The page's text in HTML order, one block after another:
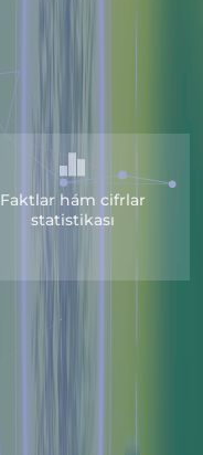
Faktlar hám cifrlar
statistikası